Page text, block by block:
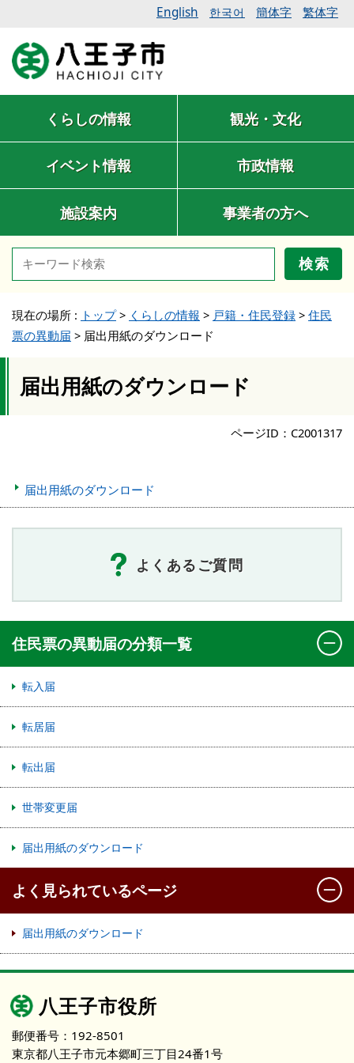
English 한국어 簡体字 繁体字
くらしの情報 観光・文化
イベント情報 市政情報
施設案内 事業者の方へ
検索
現在の場所 : トップ> くらしの情報 > 戸籍・住民登録 > 住民
票の異動届 > 届出用紙のダウンロード
届出用紙のダウンロード
ページID：C2001317
届出用紙のダウンロード
よくあるご質問
住民票の異動届の分類一覧
転入届
転居届
転出届
世帯変更届
届出用紙のダウンロード
よく見られているページ
届出用紙のダウンロード
八王子市役所
郵便番号：192-8501
東京都八王子市元本郷町三丁目24番1号